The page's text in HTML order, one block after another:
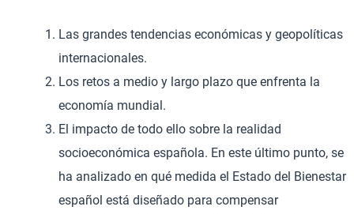
Las grandes tendencias económicas y geopolíticas
internacionales.
Los retos a medio y largo plazo que enfrenta la
economía mundial.
El impacto de todo ello sobre la realidad
socioeconómica española. En este último punto, se
ha analizado en qué medida el Estado del Bienestar
español está diseñado para compensar